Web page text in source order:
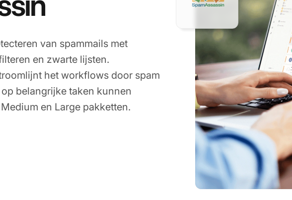
van spammails met
en zwarte lijsten.
het workflows door spam
belangrijke taken kunnen
en Large pakketten.